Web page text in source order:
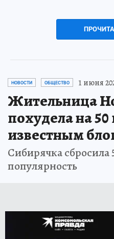
НОВОСТИ ОБЩЕСТВО 1 июня
Жительница
похудела на 50
известным
Сибирячка сбросила
популярность